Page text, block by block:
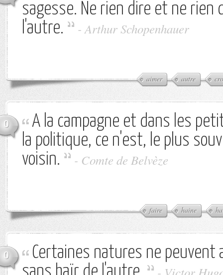
sagesse. Ne rien dire et ne rien
l'autre.
-Arthur Schopenhauer
aimer autre
0
A la campagne et dans les
la politique, ce n'est, le plus
voisin.
- Comte de Belvèze
faire haine
0
Certaines natures ne peuvent